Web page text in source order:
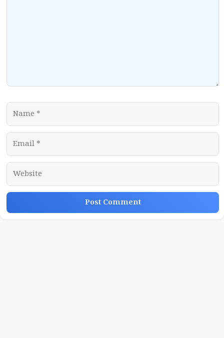
Name
Email
Website